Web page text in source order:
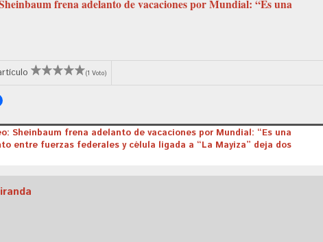
frena adelanto de vacaciones por Mundial: “Es una
(1 Voto)
Sheinbaum frena adelanto de vacaciones por Mundial: “Es una
entre fuerzas federales y célula ligada a “La Mayiza” deja dos